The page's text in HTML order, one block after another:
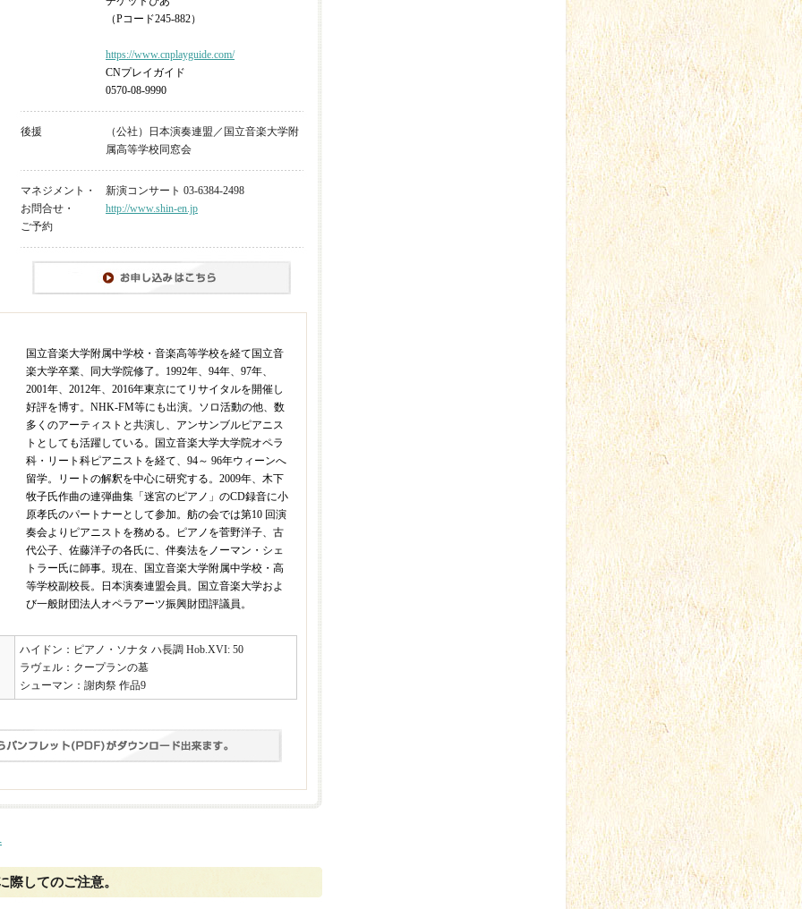
（Pコード245-882）
https://www.cnplayguide.com/
CNプレイガイド
0570-08-9990
後援
（公社）日本演奏連盟／国立音楽大学附
属高等学校同窓会
マネジメント・
お問合せ・
ご予約
新演コンサート 03-6384-2498
http://www.shin-en.jp
国立音楽大学附属中学校・音楽高等学校を経て国立音
楽大学卒業、同大学院修了。1992年、94年、97年、
2001年、2012年、2016年東京にてリサイタルを開催し
好評を博す。NHK-FM等にも出演。ソロ活動の他、数
多くのアーティストと共演し、アンサンブルピアニス
トとしても活躍している。国立音楽大学大学院オペラ
科・リート科ピアニストを経て、94～ 96年ウィーンへ
留学。リートの解釈を中心に研究する。2009年、木下
牧子氏作曲の連弾曲集「迷宮のピアノ」のCD録音に小
原孝氏のパートナーとして参加。舫の会では第10 回演
奏会よりピアニストを務める。ピアノを菅野洋子、古
代公子、佐藤洋子の各氏に、伴奏法をノーマン・シェ
トラー氏に師事。現在、国立音楽大学附属中学校・高
等学校副校長。日本演奏連盟会員。国立音楽大学およ
び一般財団法人オペラアーツ振興財団評議員。
ハイドン：ピアノ・ソナタ ハ長調 Hob.XVI: 50
ラヴェル：クープランの墓
シューマン：謝肉祭 作品9
際してのご注意。